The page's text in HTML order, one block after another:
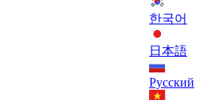
한국어
日本語
Русский